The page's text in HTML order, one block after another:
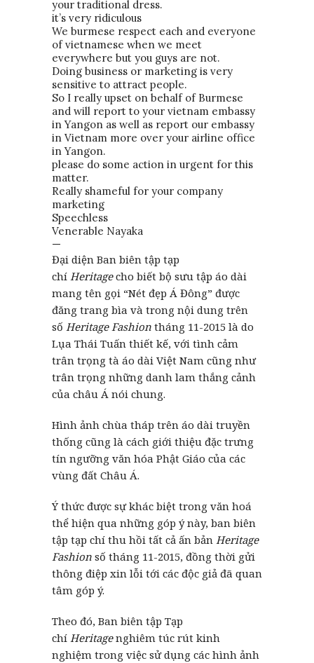
your traditional dress.
it’s very ridiculous
We burmese respect each and everyone
of vietnamese when we meet
everywhere but you guys are not.
Doing business or marketing is very
sensitive to attract people.
So I really upset on behalf of Burmese
and will report to your vietnam embassy
in Yangon as well as report our embassy
in Vietnam more over your airline office
in Yangon.
please do some action in urgent for this
matter.
Really shameful for your company
marketing
Speechless
Venerable Nayaka
—
Đại diện Ban biên tập tạp
chí Heritagecho biết bộ sưu tập áo dài
mang tên gọi “Nét đẹp Á Đông” được
đăng trang bìa và trong nội dung trên
số Heritage Fashion tháng 11-2015 là do
Lụa Thái Tuấn thiết kế, với tình cảm
trân trọng tà áo dài Việt Nam cũng như
trân trọng những danh lam thắng cảnh
của châu Á nói chung.
Hình ảnh chùa tháp trên áo dài truyền
thống cũng là cách giới thiệu đặc trưng
tín ngưỡng văn hóa Phật Giáo của các
vùng đất Châu Á.
Ý thức được sự khác biệt trong văn hoá
thể hiện qua những góp ý này, ban biên
tập tạp chí thu hồi tất cả ấn bản Heritage
Fashion số tháng 11-2015, đồng thời gửi
thông điệp xin lỗi tới các độc giả đã quan
tâm góp ý.
Theo đó, Ban biên tập Tạp
chí Heritagenghiêm túc rút kinh
nghiệm trong việc sử dụng các hình ảnh